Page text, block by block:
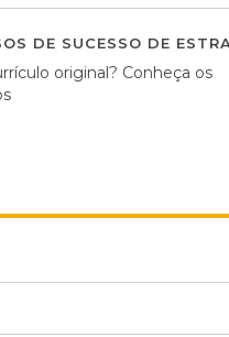
DE SUCESSO DE
original? Conheça os